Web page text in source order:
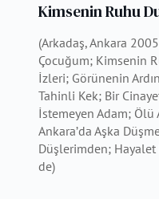
Kimsenin Ruhu
(Arkadaş, Ankara
Çocuğum; Kimsenin
İzleri; Görünenin
Tahinli Kek; Bir
İstemeyen Adam; Ölü
Ankara’da Aşka
Düşlerimden; Hayalet
de)